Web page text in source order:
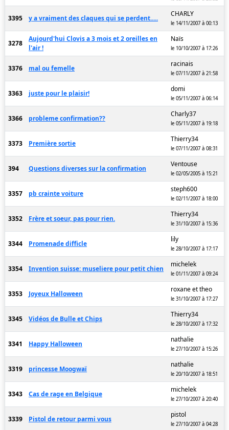
3395 y a vraiment des claques qui se perdent.....
CHARLY
le 14/11/2007 à 00:13
3278
Aujourd'hui Clovis a 3 mois et 2 oreilles en
l'air !
Naïs
le 10/10/2007 à 17:26
3376 mal ou femelle
racinais
le 07/11/2007 à 21:58
3363 juste pour le plaisir!
domi
le 05/11/2007 à 06:14
3366 probleme confirmation??
Charly37
le 05/11/2007 à 19:18
3373 Première sortie
Thierry34
le 07/11/2007 à 08:31
394 Questions diverses sur la confirmation
Ventouse
le 02/05/2005 à 15:21
3357 pb crainte voiture
steph600
le 02/11/2007 à 18:00
3352 Frère et soeur, pas pour rien.
Thierry34
le 31/10/2007 à 15:36
3344 Promenade difficle
lily
le 28/10/2007 à 17:17
3354 Invention suisse: museliere pour petit chien
michelek
le 01/11/2007 à 09:24
3353 Joyeux Halloween
roxane et theo
le 31/10/2007 à 17:27
3345 Vidéos de Bulle et Chips
Thierry34
le 28/10/2007 à 17:32
3341 Happy Halloween
nathalie
le 27/10/2007 à 15:26
3319 princesse Moogwaï
nathalie
le 20/10/2007 à 18:51
3343 Cas de rage en Belgique
michelek
le 27/10/2007 à 20:40
3339 Pistol de retour parmi vous
pistol
le 27/10/2007 à 04:28